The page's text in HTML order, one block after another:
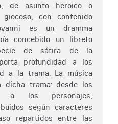
de asunto heroico o
con contenido
es un dramma
concebido un libreto
de sátira de la
profundidad a los
a la trama. La música
dicha trama: desde los
a los personajes,
según caracteres
repartidos entre las